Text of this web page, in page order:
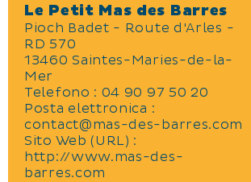
Le Petit Mas des Barres
Pioch Badet - Route d'Arles -
RD 570
13460 Saintes-Maries-de-la-
Mer
Telefono : 04 90 97 50 20
Posta elettronica :
contact@mas-des-barres.com
Sito Web (URL) :
http://www.mas-des-
barres.com